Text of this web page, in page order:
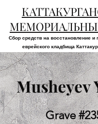
Сбор средств на восстановление и
еврейского кладбища
Musheyev
Grave